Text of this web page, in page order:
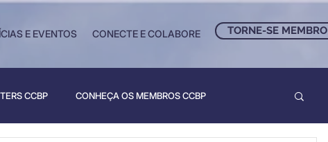
E EVENTOS CONECTE E COLABORE TORNE-SE MEMBRO
CCBP CONHEÇA OS MEMBROS CCBP